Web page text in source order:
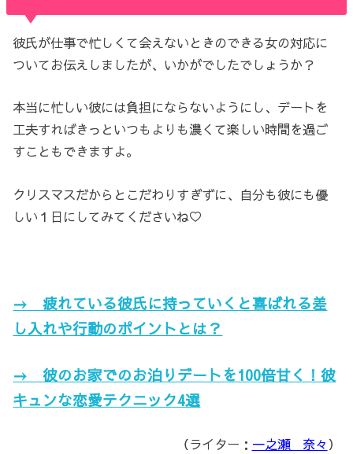
彼氏が仕事で忙しくて会えないときのできる女の対応に
ついてお伝えしましたが、いかがでしたでしょうか？
本当に忙しい彼には負担にならないようにし、デートを
工夫すればきっといつもよりも濃くて楽しい時間を過ご
すこともできますよ。
クリスマスだからとこだわりすぎずに、自分も彼にも優
しい１日にしてみてくださいね♡
→ 疲れている彼氏に持っていくと喜ばれる差
し入れや行動のポイントとは？
→ 彼のお家でのお泊りデートを100倍甘く！彼
キュンな恋愛テクニック4選
（ライター： 一之瀬 奈々）